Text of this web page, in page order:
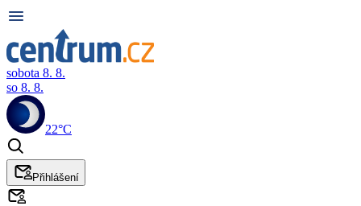
sobota 8. 8.
so 8. 8.
22°C
Přihlášení